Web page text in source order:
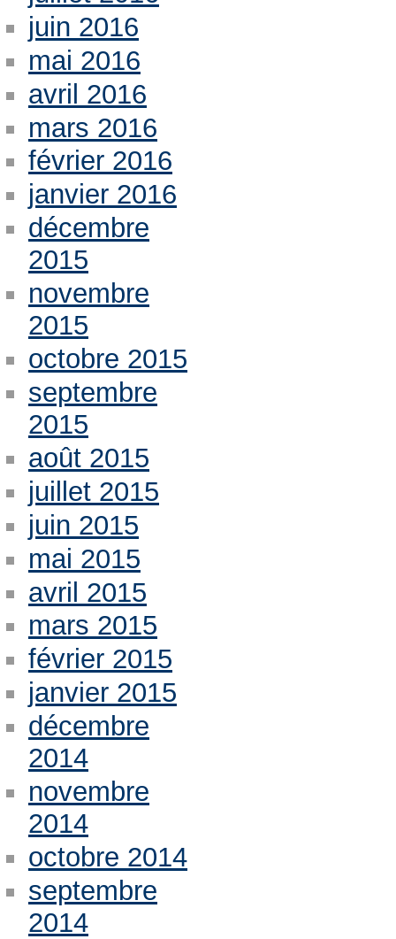
juin 2016
mai 2016
avril 2016
mars 2016
février 2016
janvier 2016
décembre
2015
novembre
2015
octobre 2015
septembre
2015
août 2015
juillet 2015
juin 2015
mai 2015
avril 2015
mars 2015
février 2015
janvier 2015
décembre
2014
novembre
2014
octobre 2014
septembre
2014